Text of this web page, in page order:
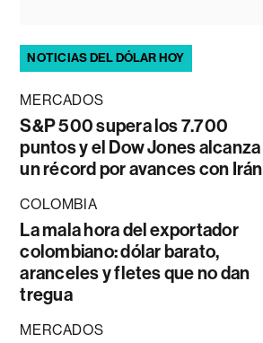
NOTICIAS DEL DÓLAR HOY
MERCADOS
S&P 500 supera los 7.700
puntos y el Dow Jones alcanza
un récord por avances con Irán
COLOMBIA
La mala hora del exportador
colombiano: dólar barato,
aranceles y fletes que no dan
tregua
MERCADOS